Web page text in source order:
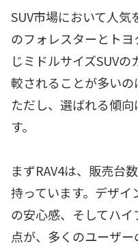
SUV市場において人
のフォレスターとトヨ
じミドルサイズSUV
較されることが多いの
ただし、選ばれる傾
す。
まずRAV4は、販売台
持っています。デザ
の安心感、そしてハ
点が、多くのユーザ